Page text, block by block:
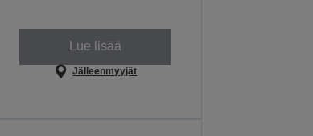
Lue lisää
Jälleenmyyjät